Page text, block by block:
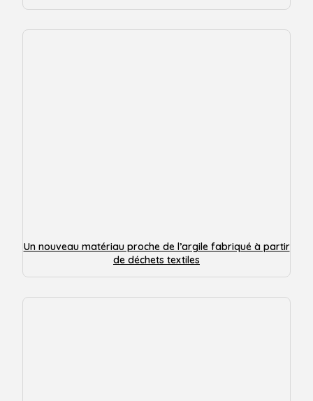
Un nouveau matériau proche de l’argile fabriqué à partir
de déchets textiles